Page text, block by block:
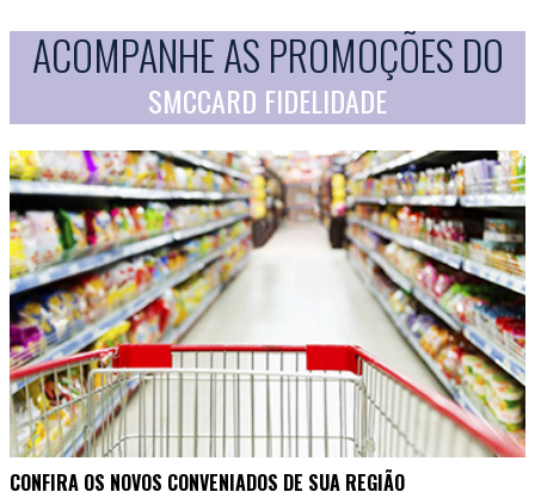
ACOMPANHE AS PROMOÇÕES DO
SMCCARD FIDELIDADE
CONFIRA OS NOVOS CONVENIADOS DE SUA REGIÃO